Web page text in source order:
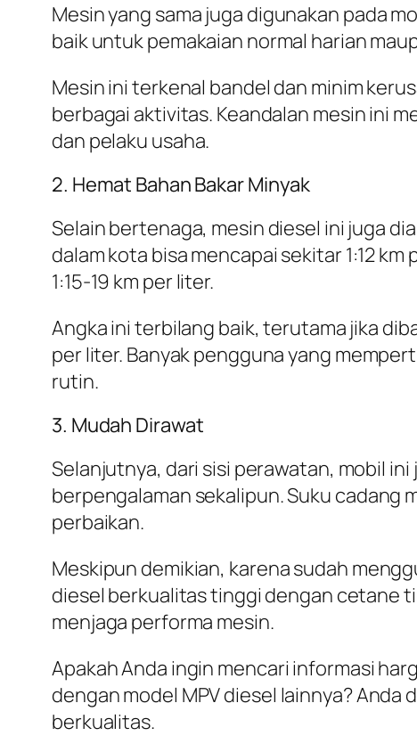
Mesin yang sama juga digunakan pada
baik untuk pemakaian normal harian
Mesin ini terkenal bandel dan minim
berbagai aktivitas. Keandalan mesin ini
dan pelaku usaha.
2. Hemat Bahan Bakar Minyak
Selain bertenaga, mesin diesel ini juga
dalam kota bisa mencapai sekitar 1:12
1:15-19 km per liter.
Angka ini terbilang baik, terutama jika
per liter. Banyak pengguna yang
rutin.
3. Mudah Dirawat
Selanjutnya, dari sisi perawatan, mobil
berpengalaman sekalipun. Suku cadang
perbaikan.
Meskipun demikian, karena sudah
diesel berkualitas tinggi dengan cetane
menjaga performa mesin.
Apakah Anda ingin mencari informasi
dengan model MPV diesel lainnya?
berkualitas.